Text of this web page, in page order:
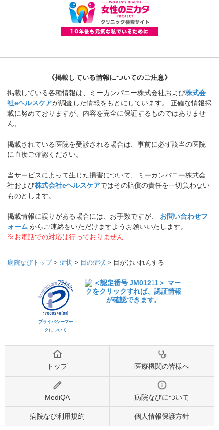
《掲載している情報についてのご注意》
掲載している各種情報は、ミーカンパニー株式会社および株式会
社eヘルスケアが調査した情報をもとにしています。 正確な情報掲
載に努めておりますが、内容を完全に保証するものではありませ
ん。
掲載されている医院を受診される場合は、事前に必ず該当の医院
に直接ご確認ください。
当サービスによって生じた損害について、ミーカンパニー株式会
社および株式会社eヘルスケアではその賠償の責任を一切負わない
ものとします。
掲載情報に誤りがある場合には、お手数ですが、 お問い合わせフ
ォーム からご連絡をいただけますようお願いいたします。
※お電話での対応は行っておりません
病院なびトップ> 症状 > 目の症状 > 目がけいれんする
プライバシーマー
クについて
トップ 医療機関の皆様へ
MediQA 病院なびについて
病院なび利用規約 個人情報保護方針